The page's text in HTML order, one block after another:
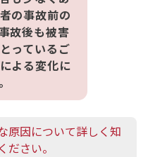
の事故前の
故後も被害
っているご
よる変化に
原因について詳しく知
さい。